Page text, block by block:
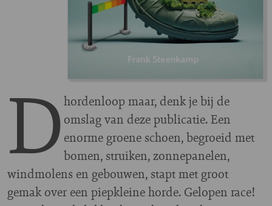
Dhordenloop maar, denk je bij de
omslag van deze publicatie. Een
enorme groene schoen, begroeid met
bomen, struiken, zonnepanelen,
windmolens en gebouwen, stapt met groot
gemak over een piepkleine horde. Gelopen race!